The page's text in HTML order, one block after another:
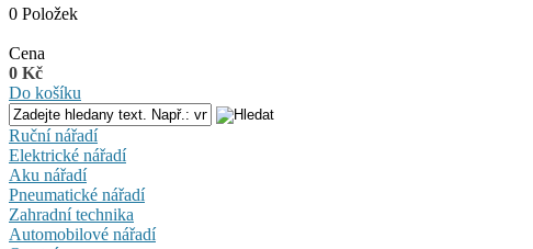
0 Položek
Cena
0 Kč
Do košíku
Ruční nářadí
Elektrické nářadí
Aku nářadí
Pneumatické nářadí
Zahradní technika
Automobilové nářadí